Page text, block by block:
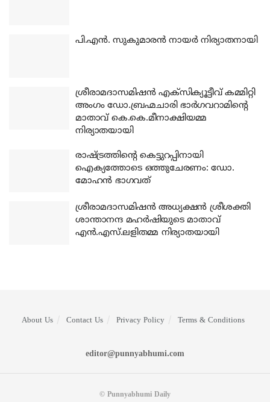
പി.എന്‍. സുകുമാരന്‍ നായര്‍ നിര്യാതനായി
ശ്രീരാമദാസമിഷന്‍ എക്‌സിക്യൂട്ടീവ് കമ്മിറ്റി
അംഗം ഡോ.ബ്രഹ്മചാരി ഭാര്‍ഗവറാമിന്റെ
മാതാവ് കെ.കെ.മീനാക്ഷിയമ്മ
നിര്യാതയായി
രാഷ്ട്രത്തിന്റെ കെട്ടുറപ്പിനായി
ഐക്യത്തോടെ ഒത്തുചേരണം: ഡോ.
മോഹന്‍ ഭാഗവത്
ശ്രീരാമദാസമിഷന്‍ അധ്യക്ഷന്‍ ശ്രീശക്തി
ശാന്താനന്ദ മഹര്‍ഷിയുടെ മാതാവ്
എന്‍.എസ്.ലളിതമ്മ നിര്യാതയായി
About Us Contact Us Privacy Policy Terms & Conditions
editor@punnyabhumi.com
© Punnyabhumi Daily